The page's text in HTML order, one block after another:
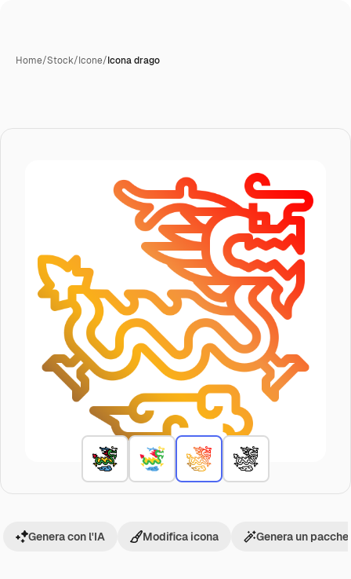
Home/Stock/Icone/Icona drago
Genera con l'IA Modifica icona Genera un